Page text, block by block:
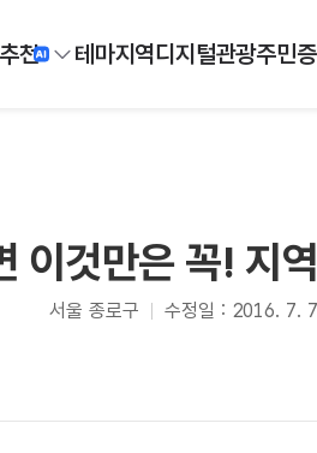
추천 테마지역디지털관광주민증
이것만은 꼭! 지
서울 종로구 수정일 : 2016. 7.